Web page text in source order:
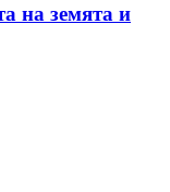
на земята и